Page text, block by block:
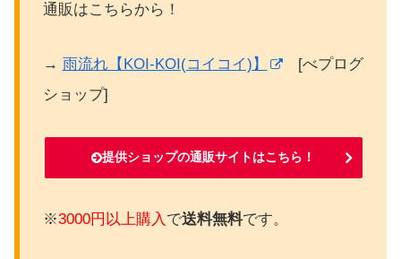
通販はこちらから！
→ 雨流れ【KOI-KOI(コイコイ)】
[べプログ
ショップ]
提供ショップの通販サイトはこちら！
※3000円以上購入 で送料無料です。